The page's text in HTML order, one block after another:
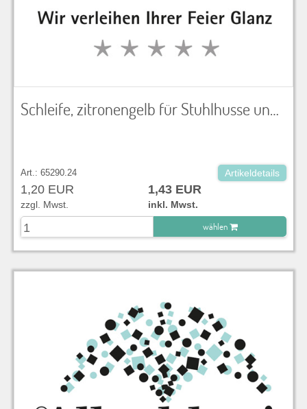
Schleife, zitronengelb für Stuhlhusse und Dekoration
Art.: 65290.24 Artikeldetails
1,20 EUR 1,43 EUR
zzgl. Mwst.
inkl. Mwst.
wählen
zu Warenkorb hinzugefügt.